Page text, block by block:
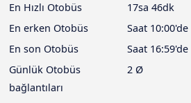
En Hızlı Otobüs
17sa 46dk
En erken Otobüs
Saat 10:00'de
En son Otobüs
Saat 16:59'de
Günlük Otobüs
bağlantıları
2 Ø